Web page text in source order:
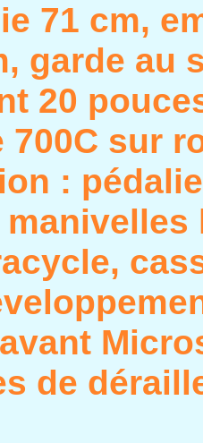
71 cm,
garde au
20
700C sur
:
de